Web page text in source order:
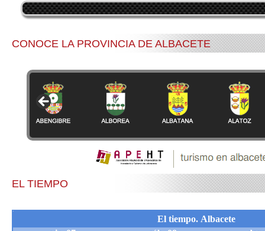
CONOCE LA PROVINCIA DE ALBACETE
EL TIEMPO